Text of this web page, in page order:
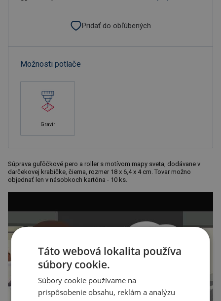
Pridať do obľúbených
Možnosti potlače
Gravír
Súprava guľôčkové pero a roller s motívom mapy sveta, dodávane v
darčekovej krabičke, čierna, rozmer 18 x 6,4 x 4 cm. Tovar možno
objednať len v násobkoch kartóna - 10 ks.
Táto webová lokalita používa
súbory cookie.
Súbory cookie používame na
prispôsobenie obsahu, reklám a analýzu